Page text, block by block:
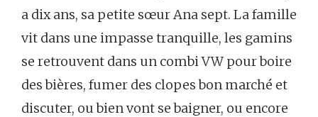
a dix ans, sa petite sœur Ana sept. La famille
vit dans une impasse tranquille, les gamins
se retrouvent dans un combi VW pour boire
des bières, fumer des clopes bon marché et
discuter, ou bien vont se baigner, ou encore